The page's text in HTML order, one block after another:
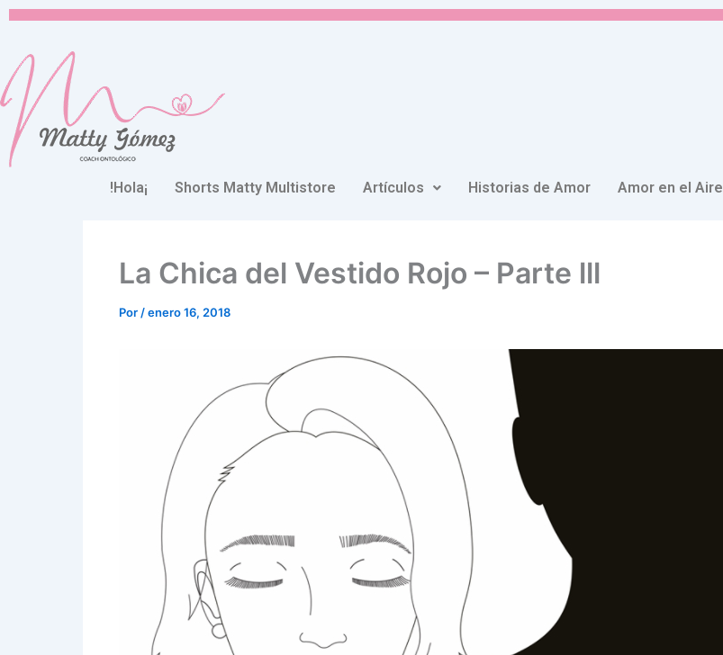
contenido
!Hola¡ Shorts Matty Multistore Artículos Historias de Amor Amor en el Aire
La Chica del Vestido Rojo – Parte lll
Por /enero 16, 2018